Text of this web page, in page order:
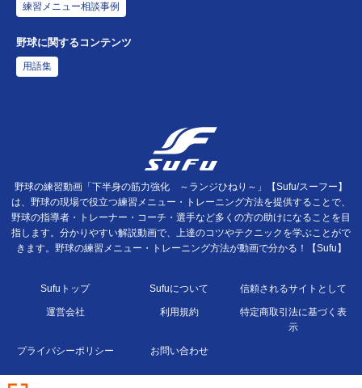
練習メニュー相談事例
野球に関するコンテンツ
用語集
野球の練習動画「下半身の筋力強化 ～ランジひねり～」【Sufu/スーフー】
は、野球の現場で役立つ練習メニュー・トレーニング方法を提供することで、
野球の指導者・トレーナー・コーチ・選手など多くの方の助けになることを目
指します。分かりやすい解説動画で、上達のコツやテクニックを学ぶことがで
きます。野球の練習メニュー・トレーニング方法が動画で分かる！【Sufu】
Sufuトップ Sufuについて 信頼されるサイトとして
運営会社 利用規約
特定商取引法に基づく表
示
プライバシーポリシー お問い合わせ